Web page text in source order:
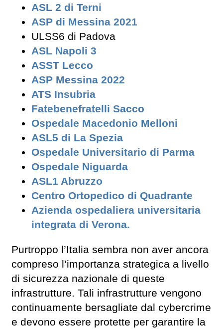
ASL 2 di Terni
ASP di Messina 2021
ULSS6 di Padova
ASL Napoli 3
ASST Lecco
ASP Messina 2022
ATS Insubria
Fatebenefratelli Sacco
Ospedale Macedonio Melloni
ASL5 di La Spezia
Ospedale Universitario di Parma
Ospedale Niguarda
ASL1 Abruzzo
Centro Ortopedico di Quadrante
Azienda ospedaliera universitaria
integrata di Verona.
Purtroppo l’Italia sembra non aver ancora
compreso l’importanza strategica a livello
di sicurezza nazionale di queste
infrastrutture. Tali infrastrutture vengono
continuamente bersagliate dal cybercrime
e devono essere protette per garantire la